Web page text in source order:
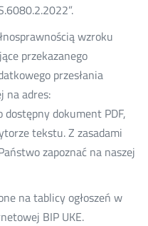
wzroku
przekazanego
przesłania
na adres:
dostępny dokument PDF,
tekstu. Z zasadami
zapoznać na naszej
na tablicy ogłoszeń w
BIP UKE.